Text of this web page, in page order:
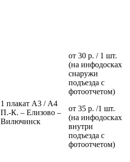
1 плакат А3 / А4
П.-К. – Елизово –
Вилючинск
от 30 р. / 1 шт.
(на инфодосках
снаружи
подъезда с
фотоотчетом)
от 35 р. /1 шт.
(на инфодосках
внутри
подъезда с
фотоотчетом)